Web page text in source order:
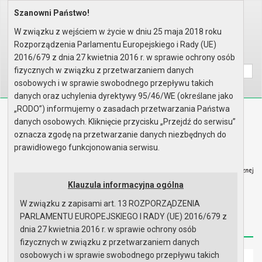
Home Organy Rada Miejska
Materiały na sesję
Wyszukaj na stronie:
AAA
Biuletyn Informacji Publicznej
Urząd Miasta i Gminy w Gryfinie
Strona główna Mapa serwisu Aktualności
Redakcja Instrukcja korzystania Dostępność
Strona główna
Szanowni Państwo!
W związku z wejściem w życie w dniu 25 maja 2018 roku
Rozporządzenia Parlamentu Europejskiego i Rady (UE)
2016/679 z dnia 27 kwietnia 2016 r. w sprawie ochrony osób
fizycznych w związku z przetwarzaniem danych
osobowych i w sprawie swobodnego przepływu takich
danych oraz uchylenia dyrektywy 95/46/WE (określane jako
„RODO”) informujemy o zasadach przetwarzania Państwa
danych osobowych. Kliknięcie przycisku „Przejdź do serwisu”
oznacza zgodę na przetwarzanie danych niezbędnych do
prawidłowego funkcjonowania serwisu.
Klauzula informacyjna ogólna
W związku z zapisami art. 13 ROZPORZĄDZENIA
PARLAMENTU EUROPEJSKIEGO I RADY (UE) 2016/679 z
dnia 27 kwietnia 2016 r. w sprawie ochrony osób
fizycznych w związku z przetwarzaniem danych
osobowych i w sprawie swobodnego przepływu takich